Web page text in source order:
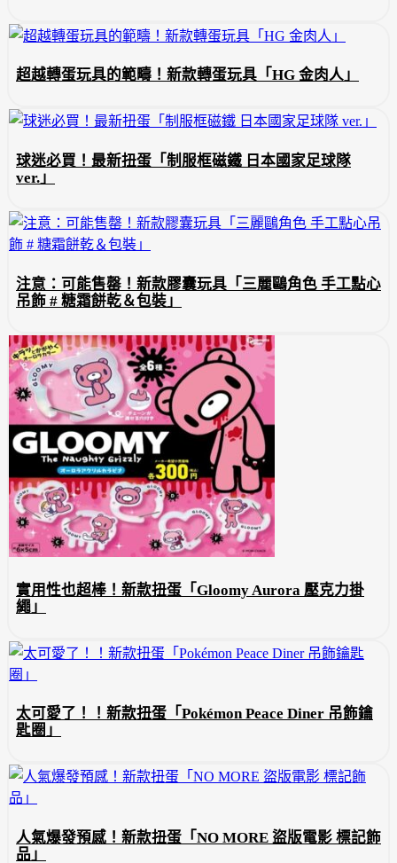
超越轉蛋玩具的範疇！新款轉蛋玩具「HG 金肉人」
球迷必買！最新扭蛋「制服框磁鐵 日本國家足球隊
ver.」
注意：可能售罄！新款膠囊玩具「三麗鷗角色 手工點心
吊飾 # 糖霜餅乾＆包裝」
實用性也超棒！新款扭蛋「Gloomy Aurora 壓克力掛
繩」
太可愛了！！新款扭蛋「Pokémon Peace Diner 吊飾鑰
匙圈」
人氣爆發預感！新款扭蛋「NO MORE 盜版電影 標記飾
品」